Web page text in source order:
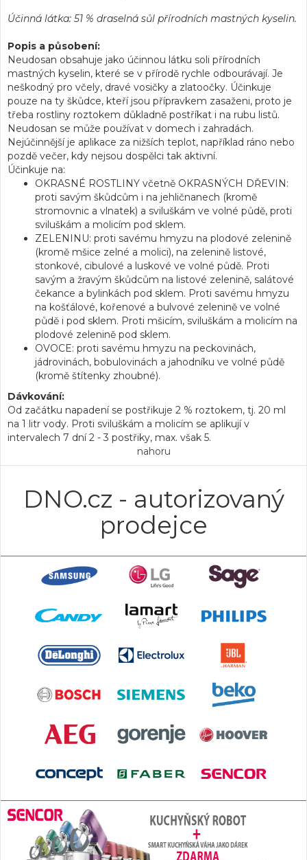
Účinná látka: 51 % draselná sůl přírodních mastných kyselin.
Popis a působení:
Neudosan obsahuje jako účinnou látku soli přírodních
mastných kyselin, které se v přírodě rychle odbourávají. Je
neškodný pro včely, dravé vosičky a zlatoočky. Účinkuje
pouze na ty škůdce, kteří jsou přípravkem zasaženi, proto je
třeba rostliny roztokem důkladně postříkat i na rubu listů.
Neudosan se může používat v domech i zahradách.
Nejúčinnější je aplikace za nižších teplot, například ráno nebo
pozdě večer, kdy nejsou dospělci tak aktivní.
Účinkuje na:
OKRASNÉ ROSTLINY včetně OKRASNÝCH DŘEVIN:
proti savým škůdcům i na jehličnanech (kromě
stromovnic a vlnatek) a sviluškám ve volné půdě, proti
sviluškám a molicím pod sklem.
ZELENINU: proti savému hmyzu na plodové zelenině
(kromě mšice zelné a molici), na zelenině listové,
stonkové, cibulové a luskové ve volné půdě. Proti
savým a žravým škůdcům na listové zelenině, salátové
čekance a bylinkách pod sklem. Proti savému hmyzu
na košťálové, kořenové a bulvové zelenině ve volné
půdě i pod sklem. Proti mšicím, sviluškám a molicím na
plodové zelenině pod sklem.
OVOCE: proti savému hmyzu na peckovinách,
jádrovinách, bobulovinách a jahodníku ve volné půdě
(kromě štítenky zhoubné).
Dávkování:
Od začátku napadení se postřikuje 2 % roztokem, tj. 20 ml
na 1 litr vody. Proti sviluškám a molicím se aplikují v
intervalech 7 dní 2 - 3 postřiky, max. však 5.
nahoru
DNO.cz - autorizovaný
prodejce